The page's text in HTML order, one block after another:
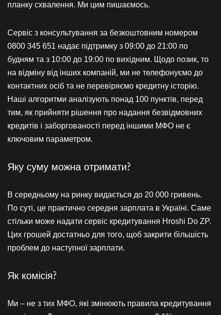
планку схвалення. Ми цим пишаємось.
Сервіс з консультування за безкоштовним номером
0800 345 651 надає підтримку з 09:00 до 21:00 по
будням та з 10:00 до 19:00 по вихідним. Щодо позик, то
на відміну від інших компаній, ми не телефонуємо до
контактних осіб та не перевіряємо кредитну історію.
Наші алгоритми аналізують понад 100 пунктів, перед
тим, як прийняти рішення про надання безвідмовних
кредитів і заборгованості перед іншими МФО не є
ключовим параметром.
Яку суму можна отримати?
В середньому на ринку видається до 20 000 гривень.
По суті, це практично середня зарплата в Україні. Саме
стільки може надати сервіс кредитування Hroshi Do ZP.
Цих грошей достатньо для того, щоб закрити більшість
проблем до наступної зарплати.
Як комісія?
Ми – не з тих МФО, які змінюють правила кредитування